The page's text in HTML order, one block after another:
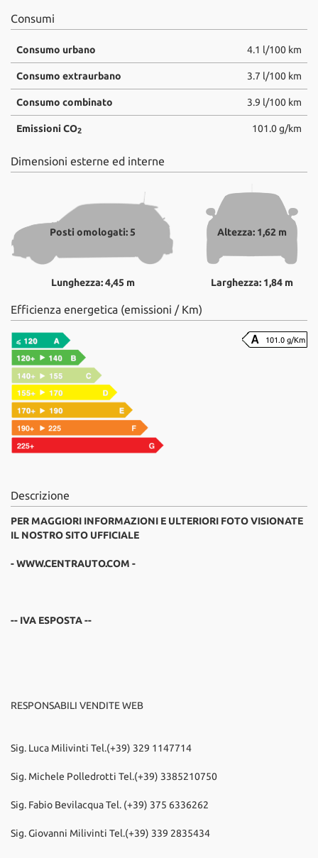
Consumi
Consumo urbano 4.1 l/100 km
Consumo extraurbano 3.7 l/100 km
Consumo combinato 3.9 l/100 km
Emissioni CO2 101.0 g/km
Dimensioni esterne ed interne
Posti omologati: 5
Lunghezza: 4,45 m
Altezza: 1,62 m
Larghezza: 1,84 m
Efficienza energetica (emissioni / Km)
101.0 g/Km
Descrizione
PER MAGGIORI INFORMAZIONI E ULTERIORI FOTO VISIONATE
IL NOSTRO SITO UFFICIALE
- WWW.CENTRAUTO.COM -
-- IVA ESPOSTA --
RESPONSABILI VENDITE WEB
Sig. Luca Milivinti Tel.(+39) 329 1147714
Sig. Michele Polledrotti Tel.(+39) 3385210750
Sig. Fabio Bevilacqua Tel. (+39) 375 6336262
Sig. Giovanni Milivinti Tel.(+39) 339 2835434